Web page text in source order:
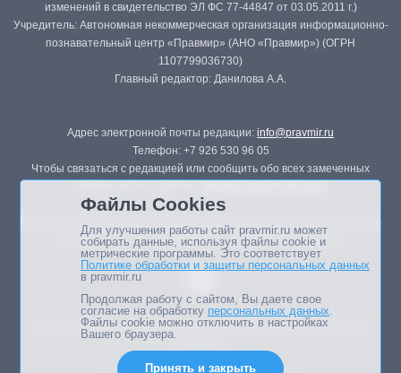
изменений в свидетельство ЭЛ ФС 77-44847 от 03.05.2011 г.)
Учредитель: Автономная некоммерческая организация информационно-
познавательный центр «Правмир» (АНО «Правмир») (ОГРН
1107799036730)
Главный редактор: Данилова А.А.
Адрес электронной почты редакции: info@pravmir.ru
Телефон: +7 926 530 96 05
Чтобы связаться с редакцией или сообщить обо всех замеченных
Републикация материалов сайта в печатных изданиях (книгах, прессе)
возможна только с письменного разрешения редакции.
Мнение авторов статей портала может не совпадать с позицией
Файлы Cookies
Для улучшения работы сайт pravmir.ru может
собирать данные, используя файлы cookie и
метрические программы. Это соответствует
Политике обработки и защиты персональных данных
в pravmir.ru
Продолжая работу с сайтом, Вы даете свое
согласие на обработку персональных данных.
Файлы cookie можно отключить в настройках
Вашего браузера.
Принять и закрыть